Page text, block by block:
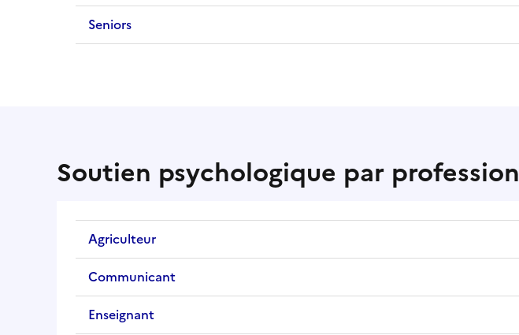
Seniors
Soutien psychologique par profession
Agriculteur
Communicant
Enseignant